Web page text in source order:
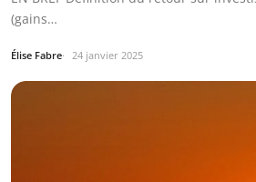
(gains…
Élise Fabre 24 janvier 2025